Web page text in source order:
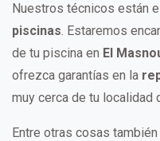
Nuestros técnicos están
piscinas. Estaremos
de tu piscina en El
ofrezca garantías en la
muy cerca de tu localidad
Entre otras cosas también